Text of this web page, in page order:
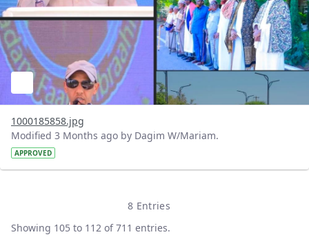
1000185858.jpg
Modified 3 Months ago by Dagim W/Mariam.
APPROVED
8 EntriesPer Page
Showing 105 to 112 of 711 entries.